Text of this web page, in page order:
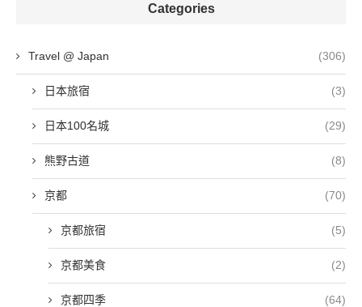
Categories
Travel @ Japan (306)
日本旅宿 (3)
日本100名城 (29)
熊野古道 (8)
京都 (70)
京都旅宿 (5)
京都美食 (2)
京都四季 (64)